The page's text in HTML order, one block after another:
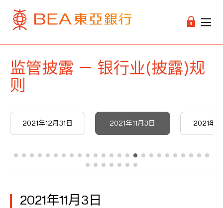
监管披露 － 银行业(披露)规
则
2021年12月31日 2021年11月3日 2021年9
2021年11月3日